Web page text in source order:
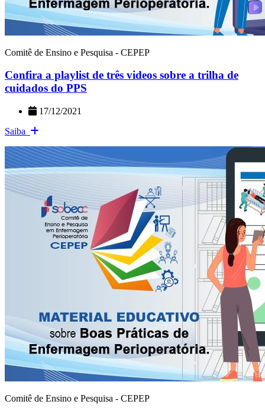
Comitê de Ensino e Pesquisa - CEPEP
Confira a playlist de três videos sobre a trilha de
cuidados do PPS
17/12/2021
Saiba
Comitê de Ensino e Pesquisa - CEPEP